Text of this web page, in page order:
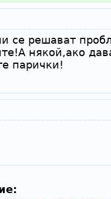
се решават
някой,ако
парички!